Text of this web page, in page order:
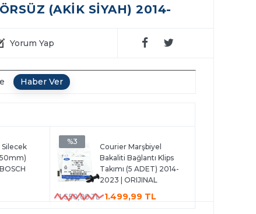
(AKİK SİYAH) 2014-
Yorum Yap
Courier Marşbiyel
Bakaliti Bağlantı Klips
Takımı (5 ADET) 2014-
2023 | ORIJINAL
1.550,00 TL 1.499,99 TL
%3